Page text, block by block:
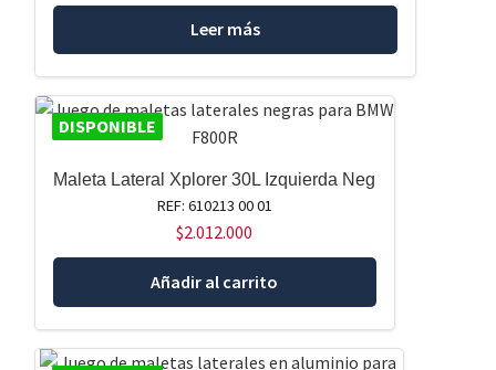
Leer más
DISPONIBLE
Maleta Lateral Xplorer 30L Izquierda Neg
REF: 610213 00 01
$2.012.000
Añadir al carrito